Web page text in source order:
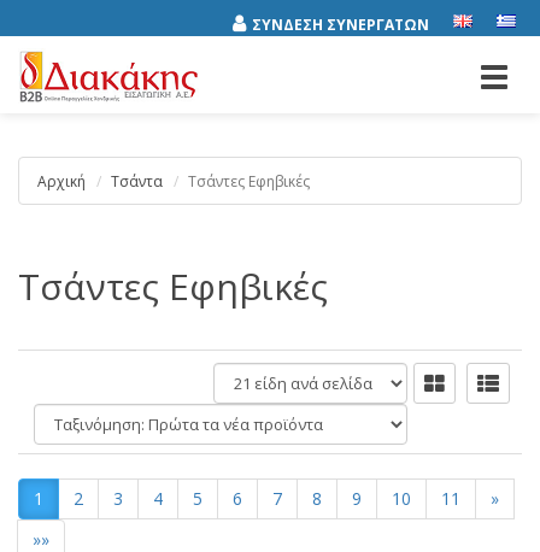
ΣΥΝΔΕΣΗ ΣΥΝΕΡΓΑΤΩΝ
Αρχική Τσάντα Τσάντες Εφηβικές
Τσάντες Εφηβικές
είδη
ανά
σελίδα
Ταξινόμηση:
1 2 3 4 5 6 7 8 9 10 11
»
»»